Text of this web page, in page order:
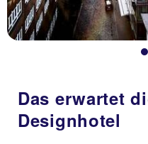
Das erwartet
Designhotel